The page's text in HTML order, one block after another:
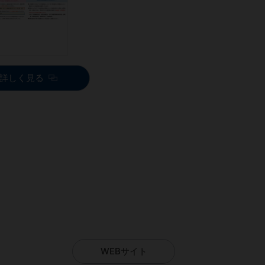
しく見る
WEBサイト